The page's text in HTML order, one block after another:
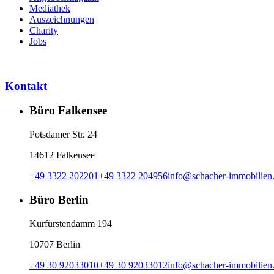
Mediathek
Auszeichnungen
Charity
Jobs
Kontakt
Büro Falkensee
Potsdamer Str. 24
14612 Falkensee
+49 3322 202201+49 3322 204956info@schacher-
Büro Berlin
Kurfürstendamm 194
10707 Berlin
+49 30 92033010+49 30 92033012info@schacher-